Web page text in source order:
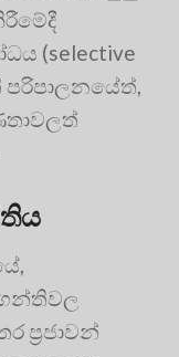
(selective
පරිපාලනයේත්,
ප්‍රජාවන්